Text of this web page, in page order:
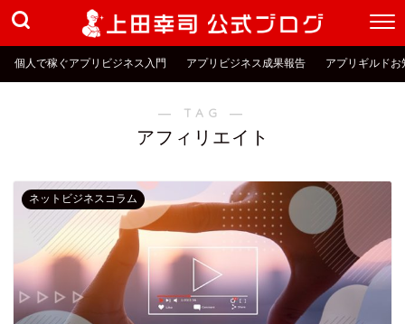
個人で稼ぐアプリビジネス入門 アプリビジネス成果報告 アプリギルドお
― TAG ―
アフィリエイト
ネットビジネスコラム